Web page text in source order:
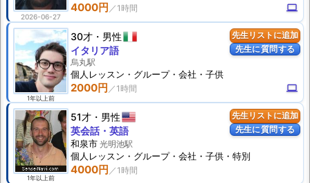
2026-06-27
4000円 computer
先生リストに追加
先生に質問する
1年以上前
30才 男性
2000円 computer
イタリア語
烏丸駅
個人 レッスン ・グループ・会社・子供
先生リストに追加
先生に質問する
1年以上前
51才 男性
4000円
英会話・英語
和泉市 光明池駅
個人 レッスン ・グループ・会社・子供・特別